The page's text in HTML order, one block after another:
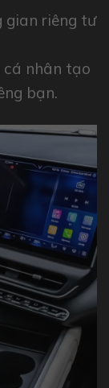
gian riêng tư
nhân tạo
bạn.